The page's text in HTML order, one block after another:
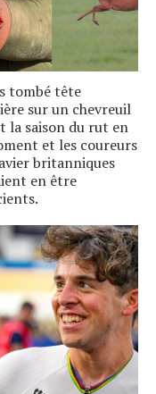
tombé tête
sur un chevreuil
la saison du rut en
et les coureurs
britanniques
en être